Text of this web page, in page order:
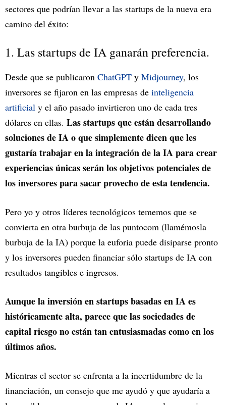
sectores que podrían llevar a las startups de la nueva era
camino del éxito:
1. Las startups de IA ganarán preferencia.
Desde que se publicaron ChatGPT y Midjourney, los
inversores se fijaron en las empresas de inteligencia
artificial y el año pasado invirtieron uno de cada tres
dólares en ellas. Las startups que están desarrollando
soluciones de IA o que simplemente dicen que les
gustaría trabajar en la integración de la IA para crear
experiencias únicas serán los objetivos potenciales de
los inversores para sacar provecho de esta tendencia.
Pero yo y otros líderes tecnológicos tememos que se
convierta en otra burbuja de las puntocom (llamémosla
burbuja de la IA) porque la euforia puede disiparse pronto
y los inversores pueden financiar sólo startups de IA con
resultados tangibles e ingresos.
Aunque la inversión en startups basadas en IA es
históricamente alta, parece que las sociedades de
capital riesgo no están tan entusiasmadas como en los
últimosaños.
Mientras el sector se enfrenta a la incertidumbre de la
financiación, un consejo que me ayudó y que ayudaría a